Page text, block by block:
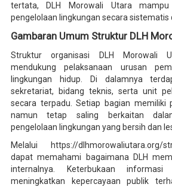
tertata, DLH Morowali Utara
pengelolaan lingkungan secara sistematis
Gambaran Umum Struktur DLH
Struktur organisasi DLH Morowali
mendukung pelaksanaan urusan
lingkungan hidup. Di dalamnya
sekretariat, bidang teknis, serta unit
secara terpadu. Setiap bagian memiliki
namun tetap saling berkaitan
pengelolaan lingkungan yang bersih dan
Melalui https://dlhmorowaliutara.org/
dapat memahami bagaimana DLH
internalnya. Keterbukaan
meningkatkan kepercayaan publik